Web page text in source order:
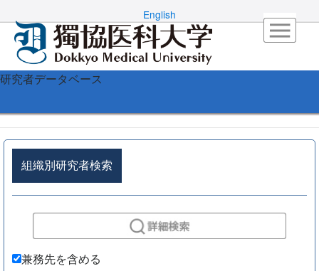
English
研究者データベース
組織別研究者検索
兼務先を含める